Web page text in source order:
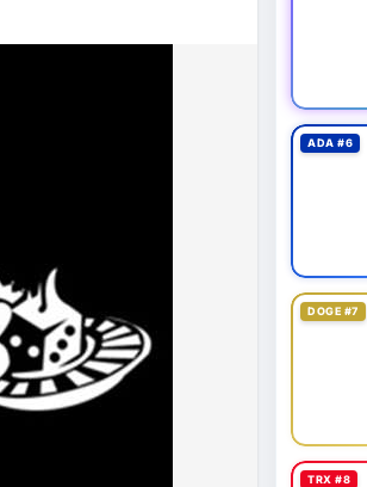
ADA #6
DOGE #7
TRX #8